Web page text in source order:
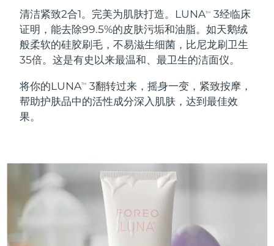
清洁紧致2合1。完美为肌肤打造。LUNATM
3经临床
证明，能去除99.5%的皮肤污垢和油脂。如天鹅绒
般柔软的硅胶刷毛，不易滋生细菌，比尼龙刷卫生
35倍。这是有史以来最温和、最卫生的洁面仪。
将你的LUNATM
3翻转过来，摇身一变，紧致按摩，
帮助护肤品中的活性成分深入肌肤，达到最佳效
果。
LUNA™ 4 套装
Anti-aging massage
LUNA™ 4 Plus
Massage, LED heating
For men, anti-aging massage
LUNA™ 4 mini
For young skin, T-zone
BEAR™ 2 套装
Microcurrent toning
BEAR™ 2 go
Microcurrent toning on-the-go
Microcurrent line smoothing device
面部提拉护理
Premium anti-aging skincare
UFO™ 3 套装
Near-infrared and red light therapy
device
UFO™ 3 mini
Red light therapy device for young skin
issa™ 4
issa™ 4 plus
Smart hybrid silicone sonic toothbrush
issa™ 4 smile
Hybrid silicone sonic toothbrush
FAQ™ 抗老护理
抗老
FAQ™ 101
Clinical anti-aging
LED治疗
FAQ™ 201
LED mask
NEW
比利时 预计送达日期8/8/26
百慕大 预计送达日期8/14/26
波斯尼亚和黑塞哥维那 预计送达日期8/11/26
文莱 预计送达日期8/13/26
保加利亚
智利 预计送达日期
中国
哥伦比亚 预计送达日期